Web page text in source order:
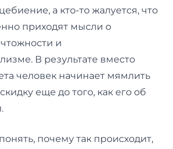
а кто-то жалуется, что
приходят мысли о
и
В результате вместо
человек начинает мямлить
еще до того, как его об
почему так происходит,